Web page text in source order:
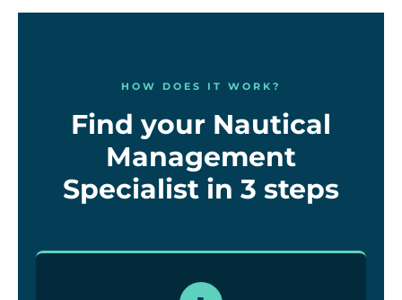
HOW DOES IT WORK?
Find your Nautical
Management
Specialist in 3 steps